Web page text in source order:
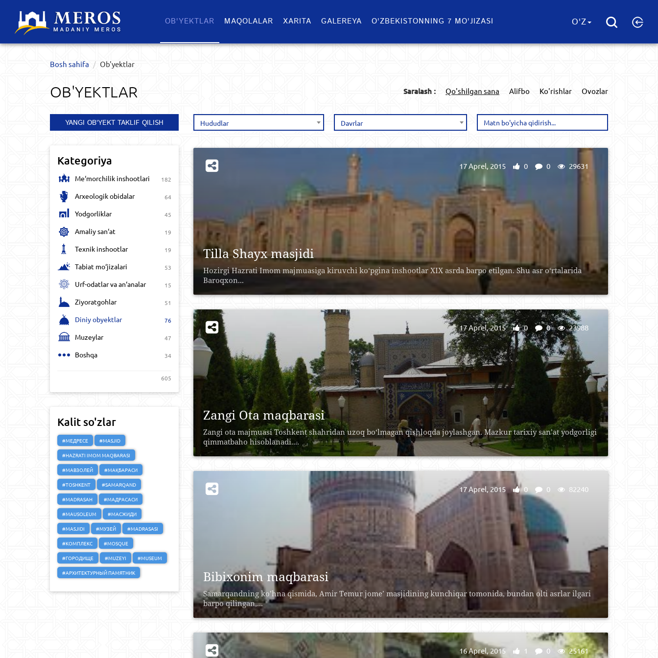
OB'YEKTLAR​ MAQOLALAR XARITA GALEREYA O'ZBEKISTONNING 7 MO'JIZASI O'Z
Bosh sahifa Ob'yektlar​
OB'YEKTLAR​ Saralash : Qo'shilgan sana Alifbo Ko'rishlar Ovozlar
YANGI OB'YEKT TAKLIF QILISH
Kategoriya
Me‘morchilik inshootlari 182
Arxeologik obidalar 64
Yodgorliklar 45
Amaliy san‘at 19
Texnik inshootlar 19
Tabiat mo‘jizalari 53
Urf-odatlar va an‘analar 15
Ziyoratgohlar 51
Diniy obyektlar 76
Muzeylar 47
Boshqa 34
605
Kalit so'zlar
#МЕДРЕСЕ
#MASJID
#HAZRATI IMOM MAQBARASI
#МАВЗОЛЕЙ
#МАҚБАРАСИ
#TOSHKENT
#SAMARQAND
#MADRASAH
#МАДРАСАСИ
#MAUSOLEUM
#МАСЖИДИ
#MASJIDI
#МУЗЕЙ
#MADRASASI
#КОМПЛЕКС
#MOSQUE
#ГОРОДИЩЕ
#MUZEYI
#MUSEUM
#АРХИТЕКТУРНЫЙ ПАМЯТНИК
Hududlar Davrlar
Tilla Shayx masjidi
Hozirgi Hazrati Imom majmuasiga kiruvchi ko‘pgina inshootlar XIX asrda barpo etilgan. Shu asr o‘rtalarida
Baroqxon...
17 Aprel, 2015 0 0 29631
Zangi Ota maqbarasi
Zangi ota majmuasi Toshkent shahridan uzoq bo‘lmagan qishloqda joylashgan. Mazkur tarixiy san’at yodgorligi
qimmatbaho hisoblanadi....
17 Aprel, 2015 0 0 23988
Bibixonim maqbarasi
Samarqandning ko’hna qismida, Amir Temur jome’ masjidining kunchiqar tomonida, bundan olti asrlar ilgari
barpo qilingan,...
17 Aprel, 2015 0 0 82240
16 Aprel, 2015 1 0 25161